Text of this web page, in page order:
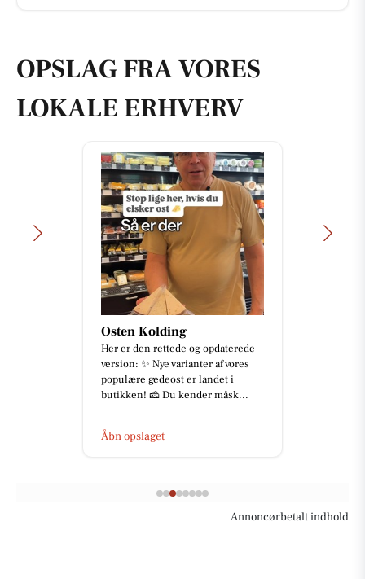
OPSLAG FRA VORES
LOKALE ERHVERV
Osten Kolding
Her er den rettede og opdaterede
version: ✨ Nye varianter af vores
populære gedeost er landet i
butikken! 🧀 Du kender måsk...
Åbn opslaget
Annoncørbetalt indhold